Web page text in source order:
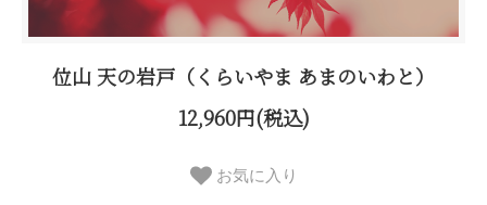
位山 天の岩戸（くらいやま あまのいわと）
12,960円(税込)
お気に入り